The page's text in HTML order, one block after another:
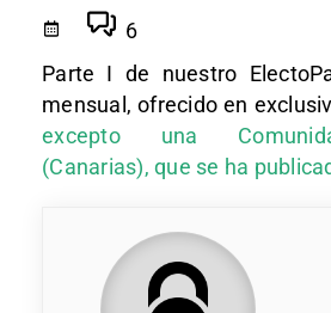
6
Parte I de nuestro
mensual, ofrecido en
excepto una
(Canarias), que se ha